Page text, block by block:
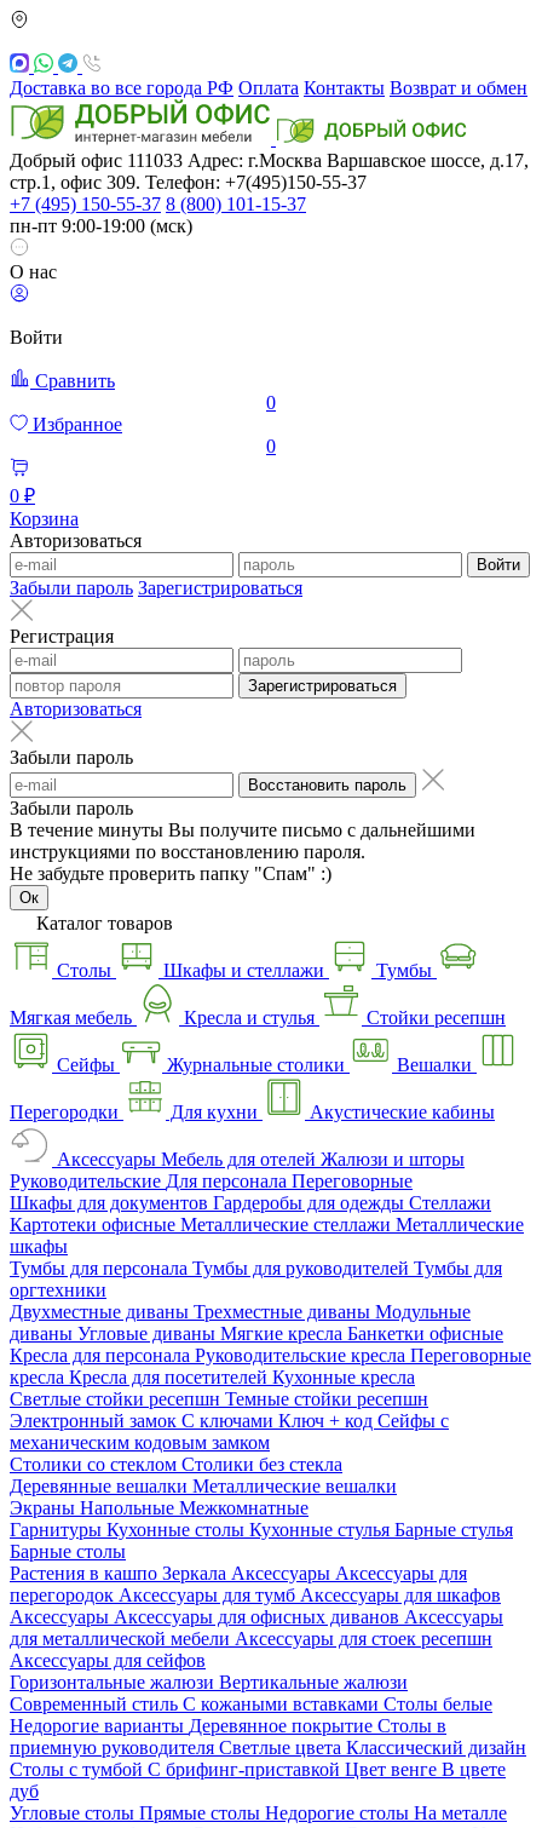
Доставка во все города РФ Оплата Контакты Возврат и обмен
Добрый офис 111033 Адрес: г.Москва Варшавское шоссе, д.17,
стр.1, офис 309. Телефон: +7(495)150-55-37
+7 (495) 150-55-37 8 (800) 101-15-37
пн-пт 9:00-19:00 (мск)
О нас
Войти
Сравнить
0
Избранное
0
0 ₽
Корзина
Авторизоваться
Войти
Забыли пароль Зарегистрироваться
Регистрация
Зарегистрироваться
Авторизоваться
Забыли пароль
Восстановить пароль
Забыли пароль
В течение минуты Вы получите письмо с дальнейшими
инструкциями по восстановлению пароля.
Не забудьте проверить папку "Спам" :)
Ок
Каталог товаров
Столы Шкафы и стеллажи Тумбы
Мягкая мебель Кресла и стулья Стойки ресепшн
Сейфы Журнальные столики Вешалки
Перегородки Для кухни Акустические кабины
Аксессуары Мебель для отелей Жалюзи и шторы
Руководительские Для персонала Переговорные
Шкафы для документов Гардеробы для одежды Стеллажи
Картотеки офисные Металлические стеллажи Металлические
шкафы
Тумбы для персонала Тумбы для руководителей Тумбы для
оргтехники
Двухместные диваны Трехместные диваны Модульные
диваны Угловые диваны Мягкие кресла Банкетки офисные
Кресла для персонала Руководительские кресла Переговорные
кресла Кресла для посетителей Кухонные кресла
Светлые стойки ресепшн Темные стойки ресепшн
Электронный замок С ключами Ключ + код Сейфы с
механическим кодовым замком
Столики со стеклом Столики без стекла
Деревянные вешалки Металлические вешалки
Экраны Напольные Межкомнатные
Гарнитуры Кухонные столы Кухонные стулья Барные стулья
Барные столы
Растения в кашпо Зеркала Аксессуары Аксессуары для
перегородок Аксессуары для тумб Аксессуары для шкафов
Аксессуары Аксессуары для офисных диванов Аксессуары
для металлической мебели Аксессуары для стоек ресепшн
Аксессуары для сейфов
Горизонтальные жалюзи Вертикальные жалюзи
Современный стиль С кожаными вставками Столы белые
Недорогие варианты Деревянное покрытие Столы в
приемную руководителя Светлые цвета Классический дизайн
Столы с тумбой С брифинг-приставкой Цвет венге В цвете
дуб
Угловые столы Прямые столы Недорогие столы На металле